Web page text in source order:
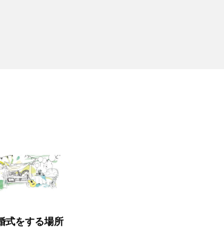
式をする場所